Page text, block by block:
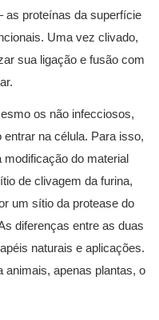
as proteínas da superfície
Uma vez clivado,
sua ligação e fusão com
os não infecciosos,
na célula. Para isso,
modificação do material
de clivagem da furina,
um sítio da protease do
diferenças entre as duas
naturais e aplicações.
animais, apenas plantas, o